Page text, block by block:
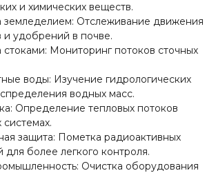
и химических веществ.
земледелием: Отслеживание движения
и удобрений в почве.
стоками: Мониторинг потоков сточных
воды: Изучение гидрологических
водных масс.
Определение тепловых потоков
системах.
защита: Пометка радиоактивных
для более легкого контроля.
Очистка оборудования